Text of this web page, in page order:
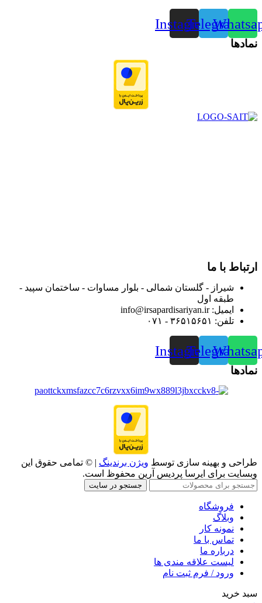
Telegram
Instagram
نمادها
ارتباط با ما
شیراز - گلستان شمالی - بلوار مساوات - ساختمان سپید -
طبقه اول
ایمیل: info@irsapardisariyan.ir
تلفن: ۳۶۵۱۵۶۵۱ - ۰۷۱
Telegram
Instagram
نمادها
طراحی و بهینه سازی توسط ویژن برندینگ | © تمامی حقوق این
وبسایت برای ایرسا پردیس آرین محفوظ است.
جستجو در سایت
فروشگاه
وبلاگ
نمونه کار
تماس با ما
درباره ما
لیست علاقه مندی ها
ورود / فرم ثبت نام
سبد خرید